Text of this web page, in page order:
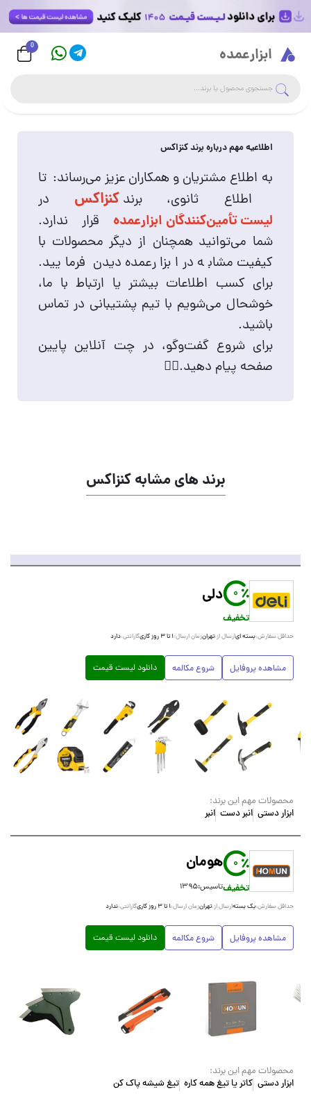
ابزارعمده 0
جستجوی فروشگاه
اطلاعیه مهم درباره برند کنزاکس
به اطلاع مشتریان و همکاران عزیز می‌رساند: تا
اطلاع ثانوی، برندکنزاکس در
لیست تأمین‌کنندگان ابزارعمده قرار ندارد.
شما می‌توانید همچنان از دیگر محصولات با
کیفیت مشابه در ابزارعمده دیدن فرمایید.
برای کسب اطلاعات بیشتر یا ارتباط با ما،
خوشحال می‌شویم با تیم پشتیبانی در تماس
باشید.
برای شروع گفت‌وگو، در چت آنلاین پایین
صفحه پیام دهید.👇🏻
برند های مشابه کنزاکس
0
تخفیف
دلی
حداقل سفارش:بسته ایارسال از:تهرانزمان ارسال:۱ تا ۳ روز کاری گارانتی:دارد
مشاهده پروفایل شروع مکالمه دانلود لیست قیمت
محصولات مهم این برند:
ابزار دستی انبر دست انبر
0
تخفیف
هومان
تاسیس:۱۳۹۵
حداقل سفارش:یک بستهارسال از:تهرانزمان ارسال:۱ تا ۳ روز کاری گارانتی:ندارد
مشاهده پروفایل شروع مکالمه دانلود لیست قیمت
محصولات مهم این برند:
ابزار دستی کاتر یا تیغ همه کاره تیغ شیشه پاک کن